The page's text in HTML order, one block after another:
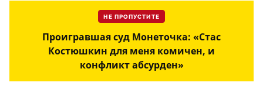
НЕ ПРОПУСТИТЕ
Проигравшая суд Монеточка: «Стас
Костюшкин для меня комичен, и
конфликт абсурден»